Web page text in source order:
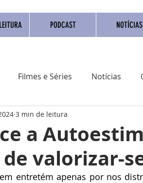
PODCAST NOTÍCIAS
Filmes e Séries Notícias
Quadrinho digital
Resenha Clube do livro
a
valorizar-
3 min de leitura
entretém apenas por nos